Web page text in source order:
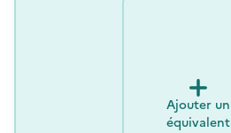
Ajouter un
équivalent